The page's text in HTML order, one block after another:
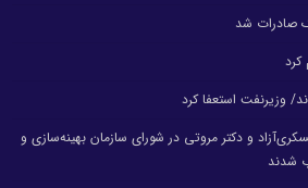
صادرات شد
وزیرنفت استعفا کرد
و دکتر مروتی در شورای سازمان بهینه‌سازی و
شدند